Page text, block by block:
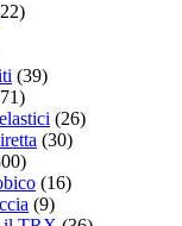
(39)
(26)
(30)
(16)
(9)